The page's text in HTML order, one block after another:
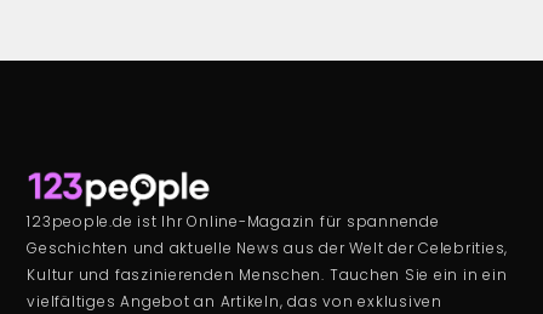
123people.de ist Ihr Online-Magazin für spannende
Geschichten und aktuelle News aus der Welt der Celebrities,
Kultur und faszinierenden Menschen. Tauchen Sie ein in ein
vielfältiges Angebot an Artikeln, das von exklusiven